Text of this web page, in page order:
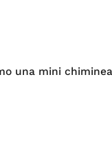
una mini